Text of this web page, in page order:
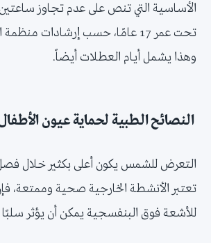
الأساسية التي تنص على عدم تجاوز
تحت عمر 17 عامًا، حسب إرشادات
وهذا يشمل أيام العطلات أيضاً.
النصائحالطبية لحماية عيون
التعرض للشمس يكون أعلى بكثير خلال
تعتبر الأنشطة الخارجية صحية وممتعة،
للأشعة فوق البنفسجية يمكن أن يؤثر